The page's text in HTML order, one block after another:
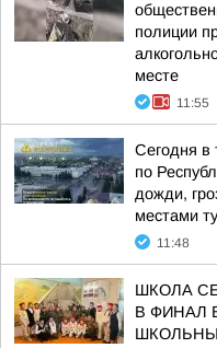
полиции
месте
11:55
Сегодня в
по
дожди,
местами
11:48
ШКОЛА
В ФИНАЛ